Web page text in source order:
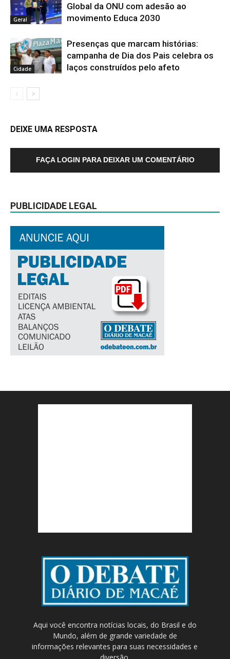
Geral
Global da ONU com adesão ao
movimento Educa 2030
Cidade
Presenças que marcam histórias:
campanha de Dia dos Pais celebra os
laços construídos pelo afeto
DEIXE UMA RESPOSTA
FAÇA LOGIN PARA DEIXAR UM COMENTÁRIO
PUBLICIDADE LEGAL
Aqui você encontra notícias locais, do Brasil e do
Mundo, além de grande variedade de
informações relevantes para suas necessidades e